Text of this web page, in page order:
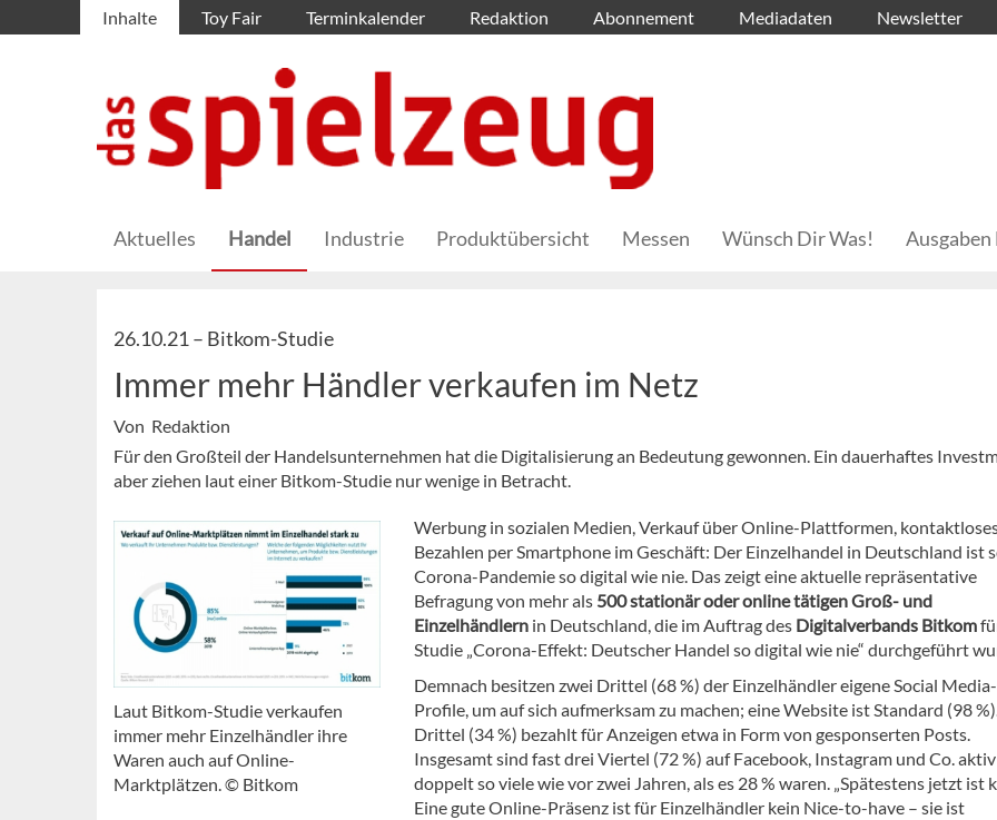
Inhalte Toy Fair Terminkalender Redaktion Abonnement Mediadaten Newsletter
Aktuelles Handel Industrie Produktübersicht Messen Wünsch Dir Was!
26.10.21 – Bitkom-Studie
Immer mehr Händler verkaufen im Netz
Von Redaktion
Für den Großteil der Handelsunternehmen hat die Digitalisierung an Bedeutung gewonnen. Ein dauerhaftes
aber ziehen laut einer Bitkom-Studie nur wenige in Betracht.
Laut Bitkom-Studie verkaufen
immer mehr Einzelhändler ihre
Waren auch auf Online-
Marktplätzen. © Bitkom
Werbung in sozialen Medien, Verkauf über Online-Plattformen,
Bezahlen per Smartphone im Geschäft: Der Einzelhandel in Deutschland ist
Corona-Pandemie so digital wie nie. Das zeigt eine aktuelle repräsentative
Befragung von mehr als 500 stationär oder online tätigen Groß- und
Einzelhändlern in Deutschland, die im Auftrag des Digitalverbands Bitkom
Studie „Corona-Effekt: Deutscher Handel so digital wie nie“ durchgeführt
Demnach besitzen zwei Drittel (68 %) der Einzelhändler eigene Social Media-
Profile, um auf sich aufmerksam zu machen; eine Website ist Standard (98
Drittel (34 %) bezahlt für Anzeigen etwa in Form von gesponserten Posts.
Insgesamt sind fast drei Viertel (72 %) auf Facebook, Instagram und Co.
doppelt so viele wie vor zwei Jahren, als es 28 % waren. „Spätestens jetzt ist
Eine gute Online-Präsenz ist für Einzelhändler kein Nice-to-have – sie ist